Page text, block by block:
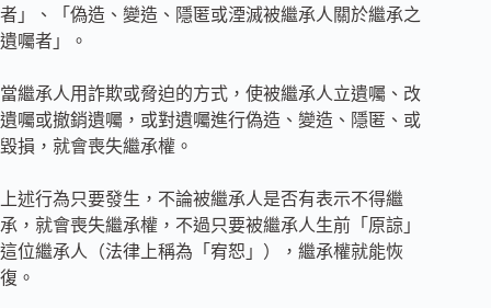
者」、「偽造、變造、隱匿或湮滅被繼承人關於繼承之
遺囑者」。
當繼承人用詐欺或脅迫的方式，使被繼承人立遺囑、改
遺囑或撤銷遺囑，或對遺囑進行偽造、變造、隱匿、或
毀損，就會喪失繼承權。
上述行為只要發生，不論被繼承人是否有表示不得繼
承，就會喪失繼承權，不過只要被繼承人生前「原諒」
這位繼承人（法律上稱為「宥恕」），繼承權就能恢
復。